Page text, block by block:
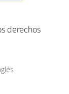
derechos